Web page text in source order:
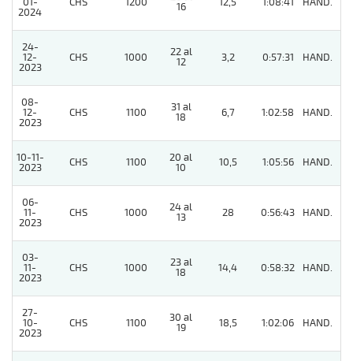
2024
16
24-
12-
2023
CHS 1000
22 al
12
3,2 0:57:31 HAND.
08-
12-
2023
CHS 1100
31 al
18
6,7 1:02:58 HAND.
10-11-
2023
CHS 1100
20 al
10
10,5 1:05:56 HAND.
06-
11-
2023
CHS 1000
24 al
13
28 0:56:43 HAND.
03-
11-
2023
CHS 1000
23 al
18
14,4 0:58:32 HAND.
27-
10-
2023
CHS 1100
30 al
19
18,5 1:02:06 HAND.